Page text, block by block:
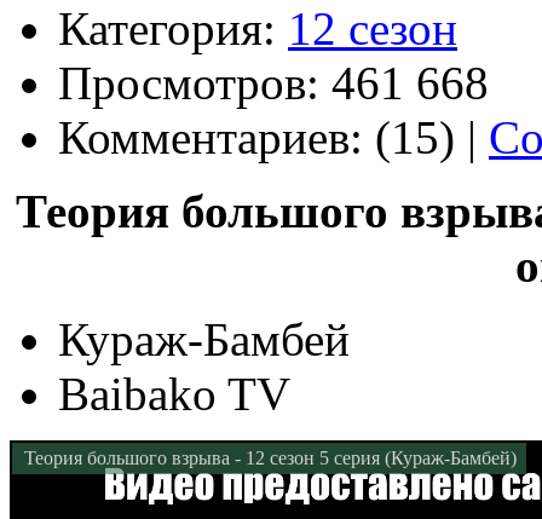
Категория: 12 сезон
Просмотров: 461 668
Комментариев: (15) |
Теория большого
Кураж-Бамбей
Baibako TV
Теория большого взрыва - 12 сезон 5 серия (Кураж-Бамбей)